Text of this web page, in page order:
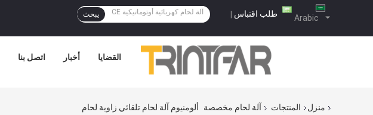
Arabic طلب اقتباس | يبحث
اتصل بنا أخبار القضايا
منزل المنتجات آلة لحام مخصصة ألومنيوم آلة لحام تلقائي زاوية لحام